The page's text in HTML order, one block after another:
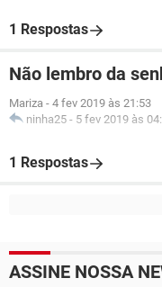
1 Respostas
Não lembro da
Mariza - 4 fev 2019 às 21:53
ninha25 - 5 fev 2019 às
1 Respostas
ASSINE NOSSA